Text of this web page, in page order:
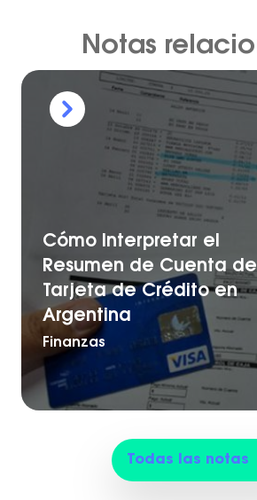
Notas
Cómo Interpretar el
Resumen de Cuenta
Tarjeta de Crédito en
Argentina
Finanzas
Todas las notas